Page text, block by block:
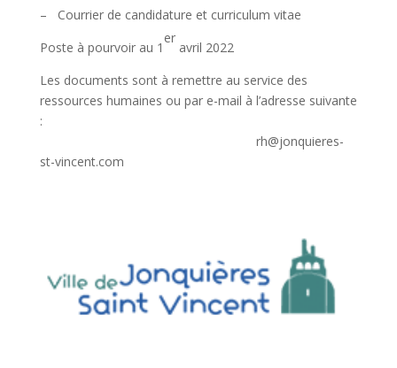
– Courrier de candidature et curriculum vitae
Poste à pourvoir au 1
er
avril 2022
Les documents sont à remettre au service des
ressources humaines ou par e-mail à l’adresse suivante
:
rh@jonquieres-
st-vincent.com